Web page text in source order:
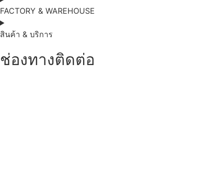
FACTORY & WAREHOUSE
สินค้า & บริการ
ช่องทางติดต่อ